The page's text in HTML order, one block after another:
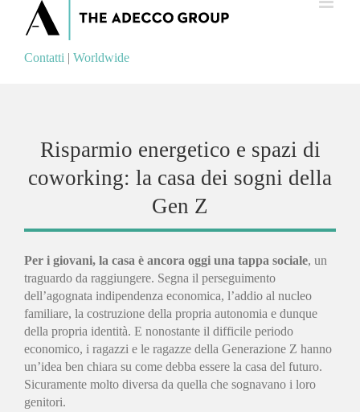
Contatti Worldwide
Contatti | Worldwide
Risparmio energetico e spazi di
coworking: la casa dei sogni della
Gen Z
Per i giovani, la casa è ancora oggi una tappa sociale, un
traguardo da raggiungere. Segna il perseguimento
dell’agognata indipendenza economica, l’addio al nucleo
familiare, la costruzione della propria autonomia e dunque
della propria identità. E nonostante il difficile periodo
economico, i ragazzi e le ragazze della Generazione Z hanno
un’idea ben chiara su come debba essere la casa del futuro.
Sicuramente molto diversa da quella che sognavano i loro
genitori.